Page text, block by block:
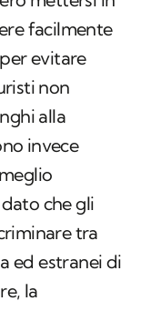
facilmente
evitare
non
alla
invece
che gli
tra
ed estranei di
la